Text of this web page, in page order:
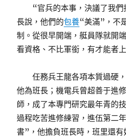
“官兵的本事，決議了我
長說，他們的包養“美滿”，不
制。從很早開端，艇員隊就開
看資格、不比軍銜，有才能者上
任務兵王龍各項本質過硬
他為班長；機電兵曾超善于進
師，成了本專門研究最年青的
過程吃苦進修練習，進伍第二
書”，他擔負班長時，班里還